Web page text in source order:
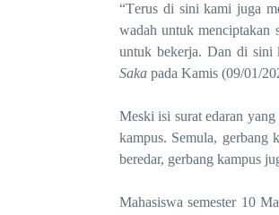
“Terus di sini kami juga
wadah untuk menciptakan
untuk bekerja. Dan di sini
Saka pada Kamis (09/01/
Meski isi surat edaran
kampus. Semula,
beredar, gerbang kampus
Mahasiswa semester 10